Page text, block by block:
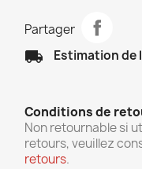
Partager
local_shipping Estimation de
Conditions de
Non retournable si
retours, veuillez
retours.